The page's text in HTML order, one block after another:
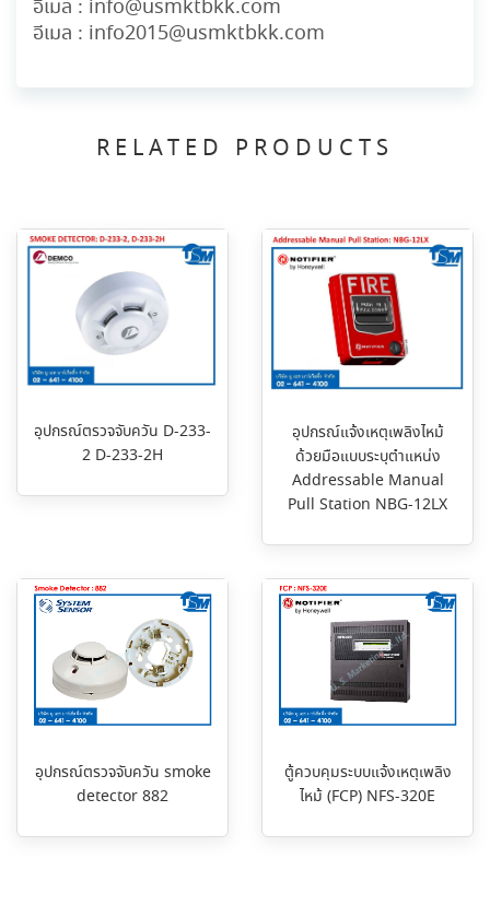
อีเมล : info@usmktbkk.com
อีเมล : info2015@usmktbkk.com
RELATED PRODUCTS
อุปกรณ์ตรวจจับควัน D-233-
2 D-233-2H
อุปกรณ์แจ้งเหตุเพลิงไหม้
ด้วยมือแบบระบุตำแหน่ง
Addressable Manual
Pull Station NBG-12LX
อุปกรณ์ตรวจจับควัน smoke
detector 882
ตู้ควบคุมระบบแจ้งเหตุเพลิง
ไหม้ (FCP) NFS-320E